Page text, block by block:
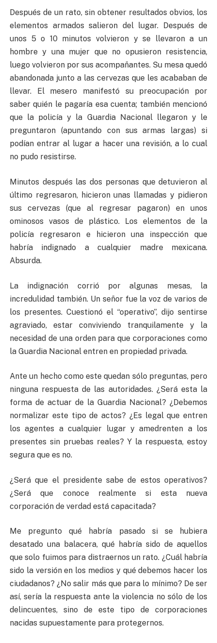
Después de un rato, sin obtener resultados obvios, los
elementos armados salieron del lugar. Después de
unos 5 o 10 minutos volvieron y se llevaron a un
hombre y una mujer que no opusieron resistencia,
luego volvieron por sus acompañantes. Su mesa quedó
abandonada junto a las cervezas que les acababan de
llevar. El mesero manifestó su preocupación por
saber quién le pagaría esa cuenta; también mencionó
que la policía y la Guardia Nacional llegaron y le
preguntaron (apuntando con sus armas largas) si
podían entrar al lugar a hacer una revisión, a lo cual
no pudo resistirse.
Minutos después las dos personas que detuvieron al
último regresaron, hicieron unas llamadas y pidieron
sus cervezas (que al regresar pagaron) en unos
ominosos vasos de plástico. Los elementos de la
policía regresaron e hicieron una inspección que
habría indignado a cualquier madre mexicana.
Absurda.
La indignación corrió por algunas mesas, la
incredulidad también. Un señor fue la voz de varios de
los presentes. Cuestionó el “operativo”, dijo sentirse
agraviado, estar conviviendo tranquilamente y la
necesidad de una orden para que corporaciones como
la Guardia Nacional entren en propiedad privada.
Ante un hecho como este quedan sólo preguntas, pero
ninguna respuesta de las autoridades. ¿Será esta la
forma de actuar de la Guardia Nacional? ¿Debemos
normalizar este tipo de actos? ¿Es legal que entren
los agentes a cualquier lugar y amedrenten a los
presentes sin pruebas reales? Y la respuesta, estoy
segura que es no.
¿Será que el presidente sabe de estos operativos?
¿Será que conoce realmente si esta nueva
corporación de verdad está capacitada?
Me pregunto qué habría pasado si se hubiera
desatado una balacera, qué habría sido de aquellos
que solo fuimos para distraernos un rato. ¿Cuál habría
sido la versión en los medios y qué debemos hacer los
ciudadanos? ¿No salir más que para lo mínimo? De ser
así, sería la respuesta ante la violencia no sólo de los
delincuentes, sino de este tipo de corporaciones
nacidas supuestamente para protegernos.